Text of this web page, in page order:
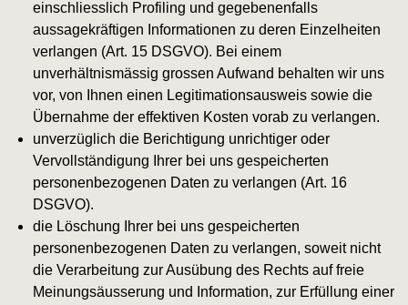
einschliesslich Profiling und gegebenenfalls
aussagekräftigen Informationen zu deren Einzelheiten
verlangen (Art. 15 DSGVO). Bei einem
unverhältnismässig grossen Aufwand behalten wir uns
vor, von Ihnen einen Legitimationsausweis sowie die
Übernahme der effektiven Kosten vorab zu verlangen.
unverzüglich die Berichtigung unrichtiger oder
Vervollständigung Ihrer bei uns gespeicherten
personenbezogenen Daten zu verlangen (Art. 16
DSGVO).
die Löschung Ihrer bei uns gespeicherten
personenbezogenen Daten zu verlangen, soweit nicht
die Verarbeitung zur Ausübung des Rechts auf freie
Meinungsäusserung und Information, zur Erfüllung einer